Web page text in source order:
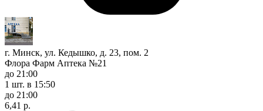
г. Минск, ул. Кедышко, д. 23, пом. 2
Флора Фарм Аптека №21
до 21:00
1 шт. в 15:50
до 21:00
6,41 р.